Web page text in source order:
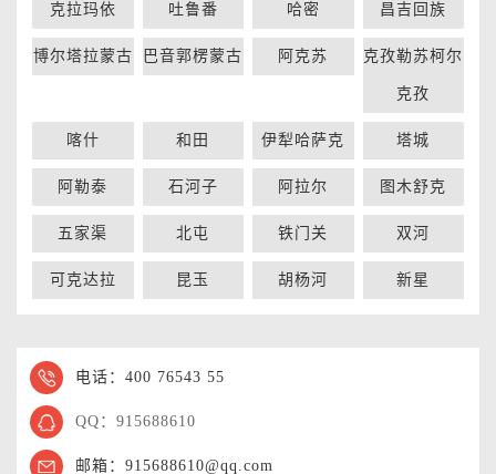
克拉玛依 吐鲁番 哈密 昌吉回族
博尔塔拉蒙古 巴音郭楞蒙古 阿克苏 克孜勒苏柯尔
克孜
喀什 和田 伊犁哈萨克 塔城
阿勒泰 石河子 阿拉尔 图木舒克
五家渠 北屯 铁门关 双河
可克达拉 昆玉 胡杨河 新星
电话：400 76543 55
QQ：915688610
邮箱：915688610@qq.com